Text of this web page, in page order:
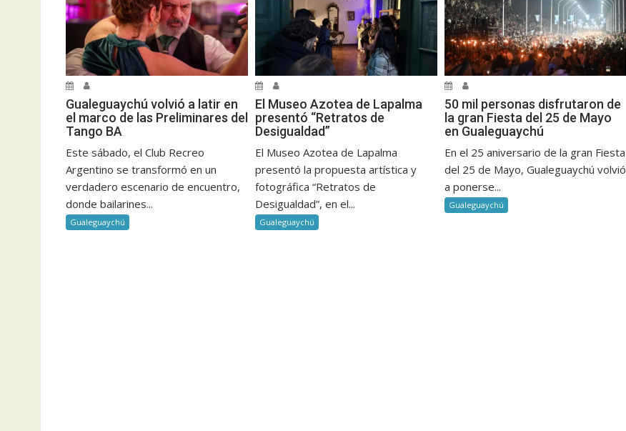
Gualeguaychú volvió a latir en
el marco de las Preliminares del
Tango BA
Este sábado, el Club Recreo
Argentino se transformó en un
verdadero escenario de encuentro,
donde bailarines...
Gualeguaychú
El Museo Azotea de Lapalma
presentó “Retratos de
Desigualdad”
El Museo Azotea de Lapalma
presentó la propuesta artística y
fotográfica “Retratos de
Desigualdad”, en el...
Gualeguaychú
50 mil personas disfrutaron de
la gran Fiesta del 25 de Mayo
en Gualeguaychú
En el 25 aniversario de la gran Fiesta
del 25 de Mayo, Gualeguaychú volvió
a ponerse...
Gualeguaychú